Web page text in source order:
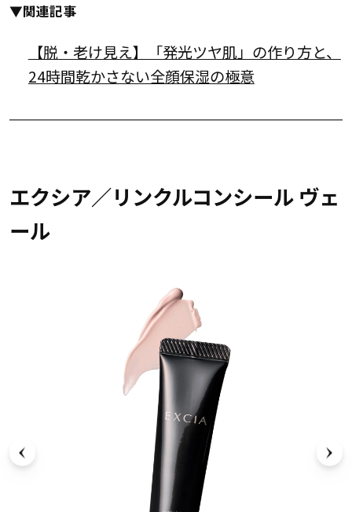
▼関連記事
【脱・老け見え】「発光ツヤ肌」の作り方と、
24時間乾かさない全顔保湿の極意
エクシア／リンクルコンシール ヴェ
ール